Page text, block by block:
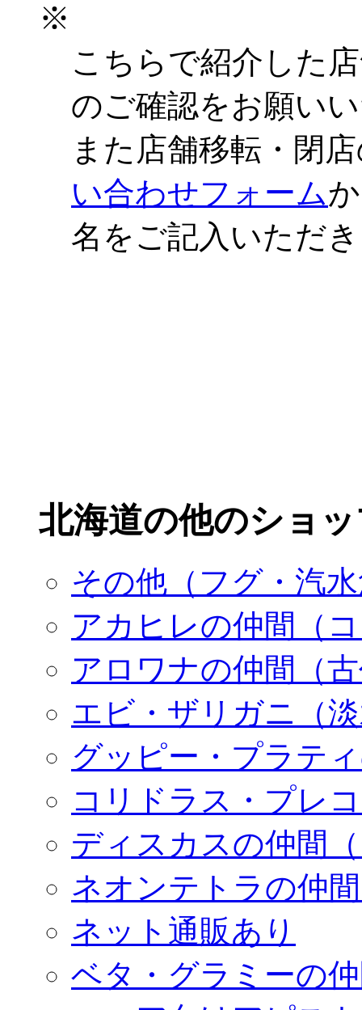
※
こちらで紹介した
のご確認をお願い
また店舗移転・閉
い合わせフォーム
名をご記入いただ
北海道の他のショ
その他（フグ・汽
アカヒレの仲間（
アロワナの仲間（
エビ・ザリガニ（
グッピー・プラテ
コリドラス・プレ
ディスカスの仲間
ネオンテトラの仲
ネット通販あり
ベタ・グラミーの